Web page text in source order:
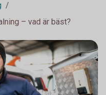
– vad är bäst?